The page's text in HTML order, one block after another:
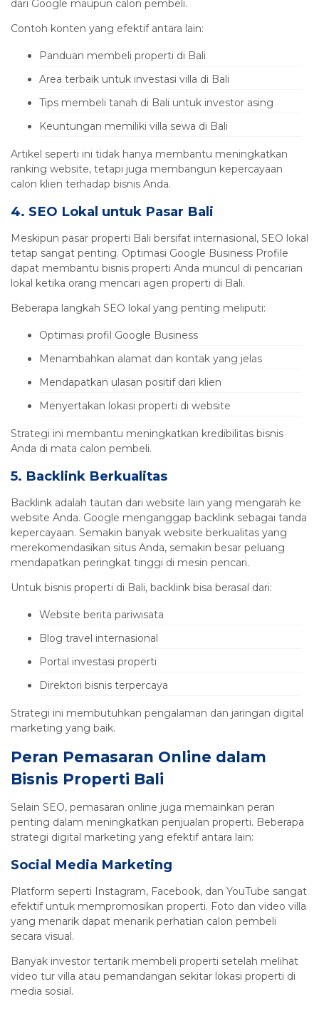
dari Google maupun calon pembeli.
Contoh konten yang efektif antara lain:
Panduan membeli properti di Bali
Area terbaik untuk investasi villa di Bali
Tips membeli tanah di Bali untuk investor asing
Keuntungan memiliki villa sewa di Bali
Artikel seperti ini tidak hanya membantu meningkatkan
ranking website, tetapi juga membangun kepercayaan
calon klien terhadap bisnis Anda.
4. SEO Lokal untuk Pasar Bali
Meskipun pasar properti Bali bersifat internasional, SEO lokal
tetap sangat penting. Optimasi Google Business Profile
dapat membantu bisnis properti Anda muncul di pencarian
lokal ketika orang mencari agen properti di Bali.
Beberapa langkah SEO lokal yang penting meliputi:
Optimasi profil Google Business
Menambahkan alamat dan kontak yang jelas
Mendapatkan ulasan positif dari klien
Menyertakan lokasi properti di website
Strategi ini membantu meningkatkan kredibilitas bisnis
Anda di mata calon pembeli.
5. Backlink Berkualitas
Backlink adalah tautan dari website lain yang mengarah ke
website Anda. Google menganggap backlink sebagai tanda
kepercayaan. Semakin banyak website berkualitas yang
merekomendasikan situs Anda, semakin besar peluang
mendapatkan peringkat tinggi di mesin pencari.
Untuk bisnis properti di Bali, backlink bisa berasal dari:
Website berita pariwisata
Blog travel internasional
Portal investasi properti
Direktori bisnis terpercaya
Strategi ini membutuhkan pengalaman dan jaringan digital
marketing yang baik.
Peran Pemasaran Online dalam
Bisnis Properti Bali
Selain SEO, pemasaran online juga memainkan peran
penting dalam meningkatkan penjualan properti. Beberapa
strategi digital marketing yang efektif antara lain:
Social Media Marketing
Platform seperti Instagram, Facebook, dan YouTube sangat
efektif untuk mempromosikan properti. Foto dan video villa
yang menarik dapat menarik perhatian calon pembeli
secara visual.
Banyak investor tertarik membeli properti setelah melihat
video tur villa atau pemandangan sekitar lokasi properti di
media sosial.